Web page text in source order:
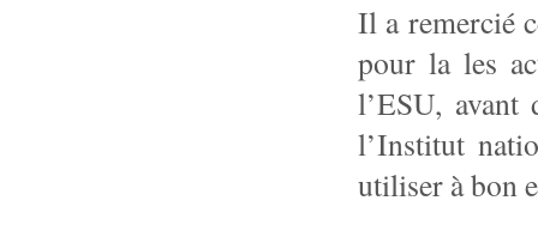
Il a remercié
pour la les
l’ESU, avant
l’Institut
utiliser à bon